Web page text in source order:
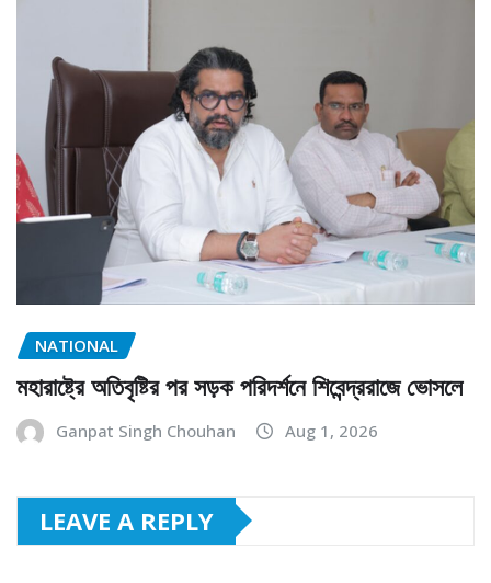
NATIONAL
মহারাষ্ট্রে অতিবৃষ্টির পর সড়ক পরিদর্শনে শিবেন্দ্ররাজে ভোসলে
Ganpat Singh Chouhan Aug 1, 2026
LEAVE A REPLY